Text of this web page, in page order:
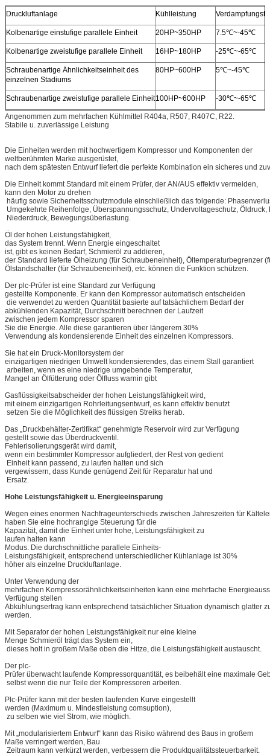
Druckluftanlage Kühlleistung
Kolbenartige einstufige parallele Einheit 20HP~350HP 7.5℃~-45℃
Kolbenartige zweistufige parallele Einheit 16HP~180HP -25℃~-65℃
Schraubenartige Ähnlichkeitseinheit des
einzelnen Stadiums
80HP~600HP 5℃~-45℃
Schraubenartige zweistufige parallele Einheit100HP~600HP -30℃~-65℃
Angenommen zum mehrfachen Kühlmittel R404a, R507, R407C, R22.
Stabile u. zuverlässige Leistung
Die Einheiten werden mit hochwertigem Kompressor und Komponenten der
weltberühmten Marke ausgerüstet,
nach dem spätesten Entwurf liefert die perfekte Kombination ein sicheres und
Die Einheit kommt Standard mit einem Prüfer, der AN/AUS effektiv vermeiden,
kann den Motor zu drehen
häufig sowie Sicherheitsschutzmodule einschließlich das folgende:
Umgekehrte Reihenfolge, Überspannungsschutz, Undervoltageschutz, Öldruck,
Niederdruck, Bewegungsüberlastung.
Öl der hohen Leistungsfähigkeit,
das System trennt. Wenn Energie eingeschaltet
ist, gibt es keinen Bedarf, Schmieröl zu addieren,
der Standard lieferte Ölheizung (für Schraubeneinheit), Öltemperaturbegrenzer
Ölstandschalter (für Schraubeneinheit), etc. können die Funktion schützen.
Der plc-Prüfer ist eine Standard zur Verfügung
gestellte Komponente. Er kann den Kompressor automatisch entscheiden
die verwendet zu werden Quantität basierte auf tatsächlichem Bedarf der
abkühlenden Kapazität, Durchschnitt berechnen der Laufzeit
zwischen jedem Kompressor sparen
Sie die Energie. Alle diese garantieren über längerem 30%
Verwendung als kondensierende Einheit des einzelnen Kompressors.
Sie hat ein Druck-Monitorsystem der
einzigartigen niedrigen Umwelt kondensierendes, das einem Stall garantiert
arbeiten, wenn es eine niedrige umgebende Temperatur,
Mangel an Ölfütterung oder Ölfluss warnin gibt
Gasflüssigkeitsabscheider der hohen Leistungsfähigkeit wird,
mit einem einzigartigen Rohrleitungsentwurf, es kann effektiv benutzt
setzen Sie die Möglichkeit des flüssigen Streiks herab.
Das „Druckbehälter-Zertifikat“ genehmigte Reservoir wird zur Verfügung
gestellt sowie das Überdruckventil.
Fehlerisolierungsgerät wird damit,
wenn ein bestimmter Kompressor aufgliedert, der Rest von gedient
Einheit kann passend, zu laufen halten und sich
vergewissern, dass Kunde genügend Zeit für Reparatur hat und
Ersatz.
Hohe Leistungsfähigkeit u. Energieeinsparung
Wegen eines enormen Nachfrageunterschieds zwischen Jahreszeiten für
haben Sie eine hochrangige Steuerung für die
Kapazität, damit die Einheit unter hohe, Leistungsfähigkeit zu
laufen halten kann
Modus. Die durchschnittliche parallele Einheits-
Leistungsfähigkeit, entsprechend unterschiedlicher Kühlanlage ist 30%
höher als einzelne Druckluftanlage.
Unter Verwendung der
mehrfachen Kompressorähnlichkeitseinheiten kann eine mehrfache
Verfügung stellen
Abkühlungsertrag kann entsprechend tatsächlicher Situation dynamisch glatter
werden.
Mit Separator der hohen Leistungsfähigkeit nur eine kleine
Menge Schmieröl trägt das System ein,
dieses holt in großem Maße oben die Hitze, die Leistungsfähigkeit austauscht.
Der plc-
Prüfer überwacht laufende Kompressorquantität, es beibehält eine maximale
selbst wenn die nur Teile der Kompressoren arbeiten.
Plc-Prüfer kann mit der besten laufenden Kurve eingestellt
werden (Maximum u. Mindestleistung comsuption),
zu selben wie viel Strom, wie möglich.
Mit „modularisiertem Entwurf“ kann das Risiko während des Baus in großem
Maße verringert werden, Bau
Zeitraum kann verkürzt werden, verbessern die Produktqualitätssteuerbarkeit.